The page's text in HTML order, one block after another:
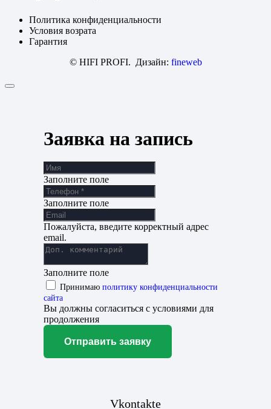
Политика конфиденциальности
Условия возрата
Гарантия
© HIFI PROFI. Дизайн: fineweb
Заявка на запись
Заполните поле
Заполните поле
Пожалуйста, введите корректный адрес
email.
Заполните поле
Принимаю политику конфиденциальности
сайта
Вы должны согласиться с условиями для
продолжения
Отправить заявку
Vkontakte